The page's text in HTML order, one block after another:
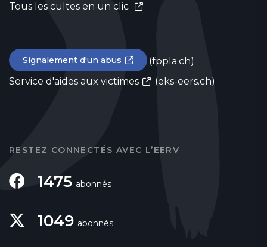
Tous les cultes en un clic
Signalement d'un abus
(fppla.ch)
Service d'aides aux victimes
(eks-eers.ch)
RESTEZ CONNECTÉS AVEC L’EERV
1475 abonnés
1049 abonnés